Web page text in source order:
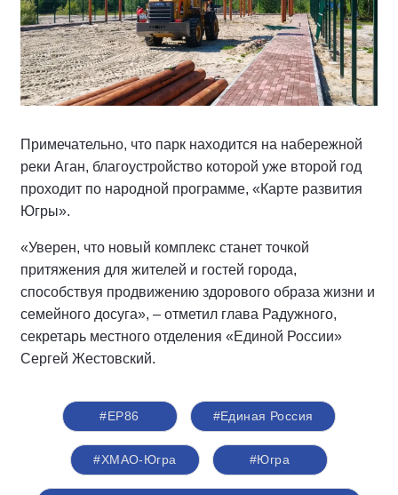
Примечательно, что парк находится на набережной
реки Аган, благоустройство которой уже второй год
проходит по народной программе, «Карте развития
Югры».
«Уверен, что новый комплекс станет точкой
притяжения для жителей и гостей города,
способствуя продвижению здорового образа жизни и
семейного досуга», – отметил глава Радужного,
секретарь местного отделения «Единой России»
Сергей Жестовский.
#ЕР86 #Единая Россия
#ХМАО-Югра #Югра